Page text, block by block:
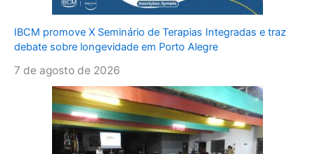
IBCM promove X Seminário de Terapias Integradas e traz
debate sobre longevidade em Porto Alegre
7 de agosto de 2026